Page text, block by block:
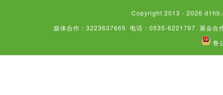
Copyright 2013 - 2026
媒体合作：3223637665
电话：0535-6221767 展会合
鲁